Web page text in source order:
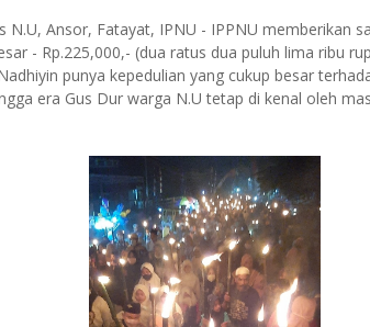
N.U, Ansor, Fatayat, IPNU - IPPNU memberikan
- Rp.225,000,- (dua ratus dua puluh lima ribu
punya kepedulian yang cukup besar
era Gus Dur warga N.U tetap di kenal oleh